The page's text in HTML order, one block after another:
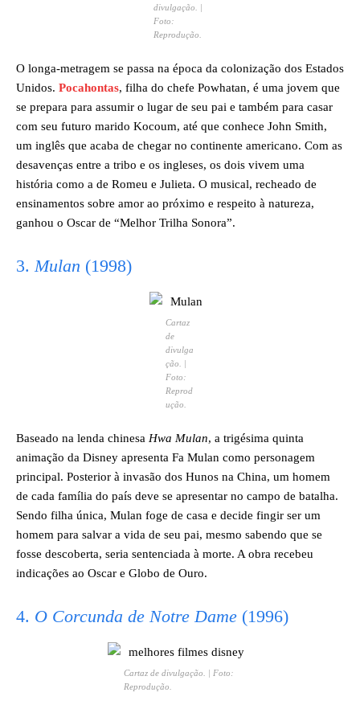
divulgação. |
Foto:
Reprodução.
O longa-metragem se passa na época da colonização dos Estados
Unidos. Pocahontas, filha do chefe Powhatan, é uma jovem que
se prepara para assumir o lugar de seu pai e também para casar
com seu futuro marido Kocoum, até que conhece John Smith,
um inglês que acaba de chegar no continente americano. Com as
desavenças entre a tribo e os ingleses, os dois vivem uma
história como a de Romeu e Julieta. O musical, recheado de
ensinamentos sobre amor ao próximo e respeito à natureza,
ganhou o Oscar de “Melhor Trilha Sonora”.
3.Mulan (1998)
Cartaz
de
divulga
ção. |
Foto:
Reprod
ução.
Baseado na lenda chinesa Hwa Mulan, a trigésima quinta
animação da Disney apresenta Fa Mulan como personagem
principal. Posterior à invasão dos Hunos na China, um homem
de cada família do país deve se apresentar no campo de batalha.
Sendo filha única, Mulan foge de casa e decide fingir ser um
homem para salvar a vida de seu pai, mesmo sabendo que se
fosse descoberta, seria sentenciada à morte. A obra recebeu
indicações ao Oscar e Globo de Ouro.
4. O Corcunda de Notre Dame (1996)
Cartaz de divulgação. | Foto:
Reprodução.